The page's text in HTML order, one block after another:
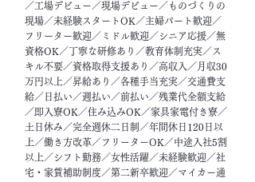
／工場デビュー／現場デビュー／ものづくりの
現場／未経験スタートOK／主婦パート歓迎／
フリーター歓迎／ミドル歓迎／シニア応援／無
資格OK／丁寧な研修あり／教育体制充実／ス
キル不要／資格取得支援あり／高収入／月収30
万円以上／昇給あり／各種手当充実／交通費支
給／日払い／週払い／前払い／残業代全額支給
／即入寮OK／住み込みOK／家具家電付き寮／
土日休み／完全週休二日制／年間休日120日以
上／働き方改革／フリーターOK／中途入社5割
以上／シフト勤務／女性活躍／未経験歓迎／社
宅・家賃補助制度／第二新卒歓迎／マイカー通